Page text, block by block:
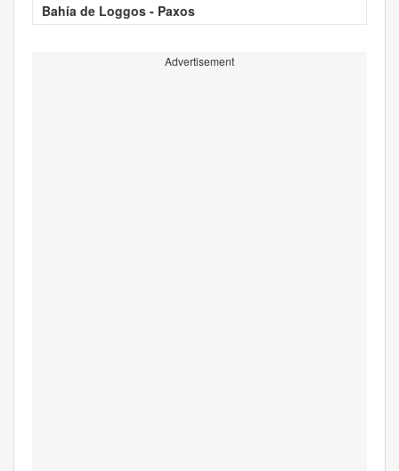
Bahía de Loggos - Paxos
Advertisement